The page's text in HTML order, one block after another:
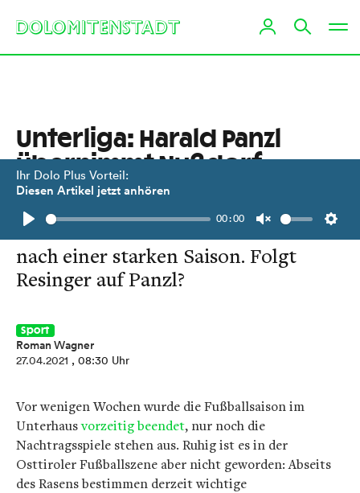
Ihr Dolo Plus Vorteil:
Diesen Artikel jetzt anhören
Play
00:00
Unmute
Unterliga: Harald Panzl
übernimmt Nußdorf-
Debant
Markus Hanser verlässt die Debanter
nach einer starken Saison. Folgt
Resinger auf Panzl?
Sport
Roman Wagner
27.04.2021 , 08:30 Uhr
Vor wenigen Wochen wurde die Fußballsaison im
Unterhausvorzeitig beendet, nur noch die
Nachtragsspiele stehen aus. Ruhig ist es in der
Osttiroler Fußballszene aber nicht geworden: Abseits
des Rasens bestimmen derzeit wichtige